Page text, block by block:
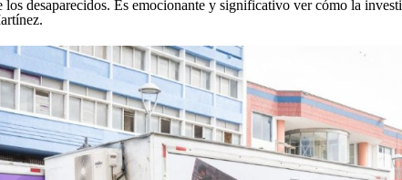
desaparecidos. Es emocionante y significativo ver cómo la